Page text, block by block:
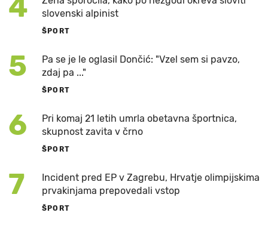
4
slovenski alpinist
ŠPORT
5
Pa se je le oglasil Dončić: "Vzel sem si pavzo,
zdaj pa ..."
ŠPORT
6
Pri komaj 21 letih umrla obetavna športnica,
skupnost zavita v črno
ŠPORT
7
Incident pred EP v Zagrebu, Hrvatje olimpijskima
prvakinjama prepovedali vstop
ŠPORT